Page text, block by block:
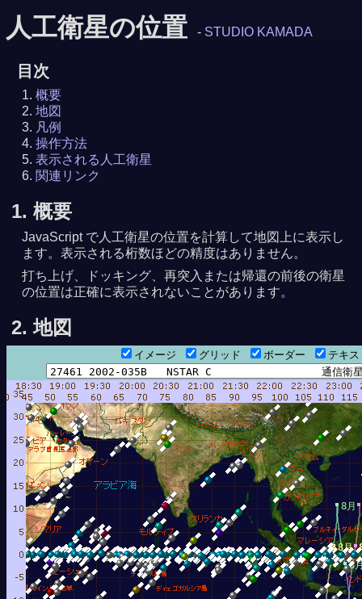
人工衛星の位置 - STUDIO KAMADA
目次
概要
地図
凡例
操作方法
表示される人工衛星
関連リンク
1. 概要
JavaScript で人工衛星の位置を計算して地図上に表示し
ます。表示される桁数ほどの精度はありません。
打ち上げ、ドッキング、再突入または帰還の前後の衛星
の位置は正確に表示されないことがあります。
2. 地図
イメージ グリッド ボーダー テキ
8
8月
8月